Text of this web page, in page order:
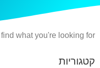
what you're looking for.
קטגוריות